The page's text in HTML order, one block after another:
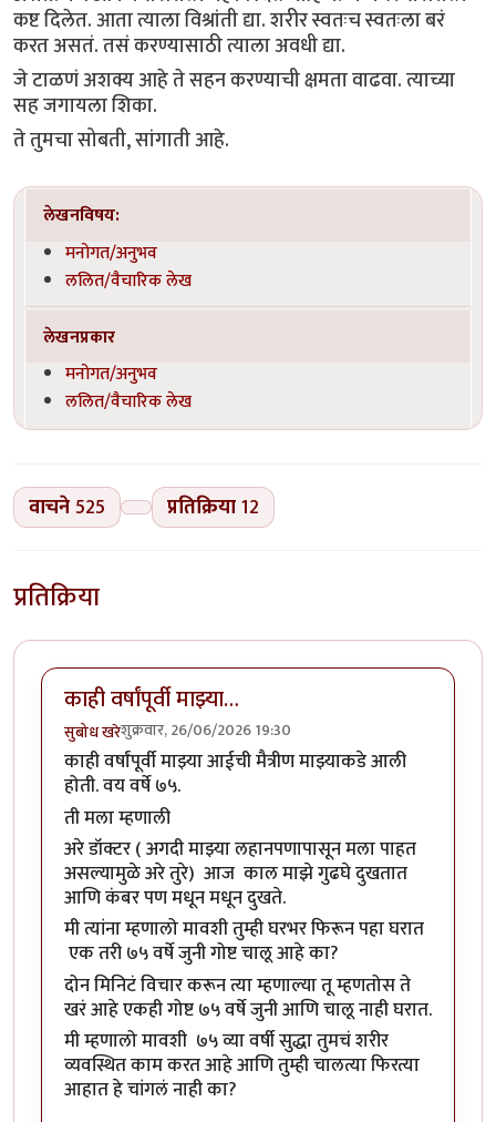
कष्ट दिलेत. आता त्याला विश्रांती द्या. शरीर स्वतःच स्वतःला बरं
करत असतं. तसं करण्यासाठी त्याला अवधी द्या.
जे टाळणं अशक्य आहे ते सहन करण्याची क्षमता वाढवा. त्याच्या
सह जगायला शिका.
ते तुमचा सोबती, सांगाती आहे.
लेखनविषय:
मनोगत/अनुभव
ललित/वैचारिक लेख
लेखनप्रकार
मनोगत/अनुभव
ललित/वैचारिक लेख
वाचने525 प्रतिक्रिया12
प्रतिक्रिया
काही वर्षांपूर्वी माझ्या…
सुबोध खरेशुक्रवार, 26/06/2026 19:30
काही वर्षांपूर्वी माझ्या आईची मैत्रीण माझ्याकडे आली
होती. वय वर्षे ७५.
ती मला म्हणाली
अरे डॉक्टर ( अगदी माझ्या लहानपणापासून मला पाहत
असल्यामुळे अरे तुरे) आज काल माझे गुढघे दुखतात
आणि कंबर पण मधून मधून दुखते.
मी त्यांना म्हणालो मावशी तुम्ही घरभर फिरून पहा घरात
एक तरी ७५ वर्षे जुनी गोष्ट चालू आहे का?
दोन मिनिटं विचार करून त्या म्हणाल्या तू म्हणतोस ते
खरं आहे एकही गोष्ट ७५ वर्षे जुनी आणि चालू नाही घरात.
मी म्हणालो मावशी ७५ व्या वर्षी सुद्धा तुमचं शरीर
व्यवस्थित काम करत आहे आणि तुम्ही चालत्या फिरत्या
आहात हे चांगलं नाही का?